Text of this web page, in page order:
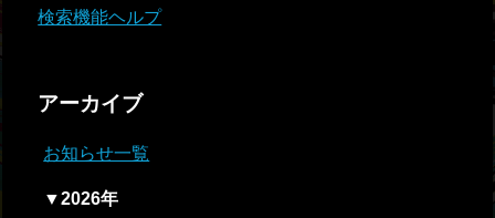
検索機能ヘルプ
アーカイブ
お知らせ一覧
▼2026年